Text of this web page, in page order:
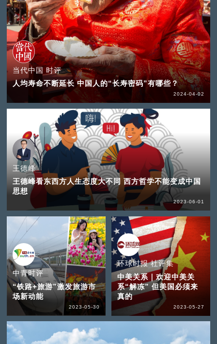
当代中国 时评
人均寿命不断延长 中国人的“长寿密码”有哪些？
2024-04-02
王德峰
王德峰看东西方人生态度大不同 西方哲学不能变成中国
思想
2023-06-01
中青时评
“铁路+旅游”激发旅游市
场新动能
2023-05-30
环球时报 社评集
中美关系｜欢迎中美关
系“解冻” 但美国必须来
真的
2023-05-27